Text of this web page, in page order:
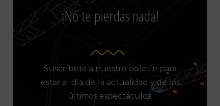
¡No te pierdas nada!
Suscríbete a nuestro boletín para
estar al día de la actualidad y de los
últimos espectáculos.